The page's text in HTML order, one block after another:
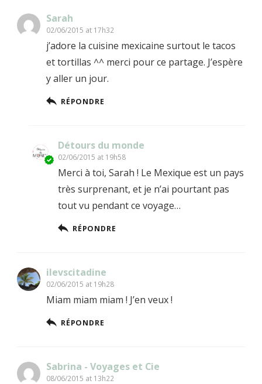
Sarah
02/06/2015 at 17h32
j’adore la cuisine mexicaine surtout le tacos
et tortillas ^^ merci pour ce partage. J’espère
y aller un jour.
RÉPONDRE
Détours du monde
02/06/2015 at 19h58
Merci à toi, Sarah ! Le Mexique est un pays
très surprenant, et je n’ai pourtant pas
tout vu pendant ce voyage…
RÉPONDRE
ilevscitadine
02/06/2015 at 19h28
Miam miam miam ! J’en veux !
RÉPONDRE
Sabrina - Voyages et Cie
08/06/2015 at 13h22